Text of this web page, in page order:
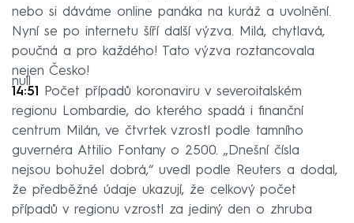
nebo si dáváme online panáka na kuráž a uvolnění.
Nyní se po internetu šíří další výzva. Milá, chytlavá,
poučná a pro každého! Tato výzva roztancovala
nejen Česko!
null
14:51
Počet případů koronaviru v severoitalském
regionu Lombardie, do kterého spadá i finanční
centrum Milán, ve čtvrtek vzrostl podle tamního
guvernéra Attilio Fontany o 2500. „Dnešní čísla
nejsou bohužel dobrá,“ uvedl podle Reuters a dodal,
že předběžné údaje ukazují, že celkový počet
případů v regionu vzrostl za jediný den o zhruba